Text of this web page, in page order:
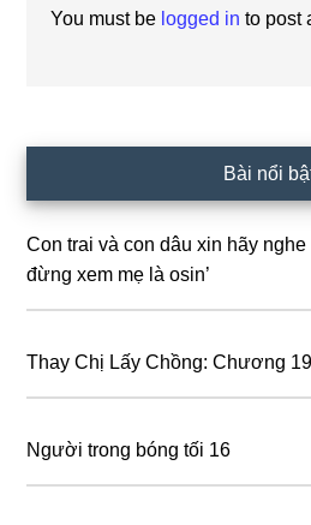
You must be logged in to post
Sidebar
Bài nổi
Con trai và con dâu xin hãy nghe
đừng xem mẹ là osin’
Thay Chị Lấy Chồng: Chương
Người trong bóng tối 16